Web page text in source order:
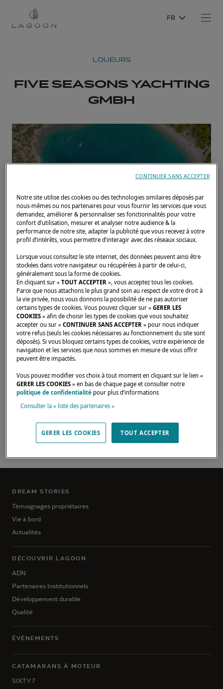
FR
LOUEURS
FIVE SEASONS YACHTING
GMBH
Accueil Loueurs FIVE SEASONS YACHTING GMBH
Nos dealers sont là pour répondre à vos
attentes et besoins. Ils sauront vous
renseigner sur le catamaran Lagoon de vos
ALTE BERLINER STR 43,
VILLE HELSA, 34298,
Germany
DREAM STORIES
Témoignages propriétaires
Vie à bord
Actualités
DÉCOUVRIR LAGOON
ADN
Partenaires Institutionnels
Développement durable
Qualité
ÉVÈNEMENTS
CATAMARANS À MOTEUR
SIXTY 7
Notre site utilise des cookies ou des technologies similaires déposés par
nous-mêmes ou nos partenaires pour vous fournir les services que vous
demandez, améliorer & personnaliser ses fonctionnalités pour votre
confort d’utilisation, mesurer et analyser notre audience & la
performance de notre site, adapter la publicité que vous recevez à votre
profil d’intérêts, vous permettre d’interagir avec des réseaux sociaux.
Lorsque vous consultez le site internet, des données peuvent ainsi être
stockées dans votre navigateur ou récupérées à partir de celui-ci,
généralement sous la forme de cookies.
En cliquant sur «TOUT ACCEPTER », vous acceptez tous les cookies.
Parce que nous attachons le plus grand soin au respect de votre droit à
la vie privée, nous vous donnons la possibilité de ne pas autoriser
certains types de cookies. Vous pouvez cliquer sur «GERER LES
COOKIES » afin de choisir les types de cookies que vous souhaitez
accepter ou sur «CONTINUER SANS ACCEPTER » pour nous indiquer
votre refus (seuls les cookies nécessaires au fonctionnement du site sont
déposés). Si vous bloquez certains types de cookies, votre expérience de
navigation et les services que nous sommes en mesure de vous offrir
peuvent être impactés.
Vous pouvez modifier vos choix à tout moment en cliquant sur le lien «
GERER LES COOKIES » en bas de chaque page et consulter notre
politique de confidentialité pour plus d’informations
Consulter la « liste des partenaires »
GERER LES COOKIES TOUT ACCEPTER
CONTINUER SANS ACCEPTER